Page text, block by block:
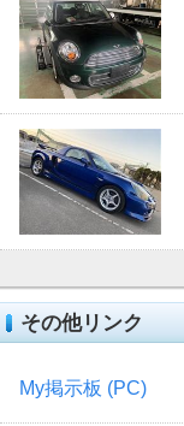
その他リンク
My掲示板 (PC)